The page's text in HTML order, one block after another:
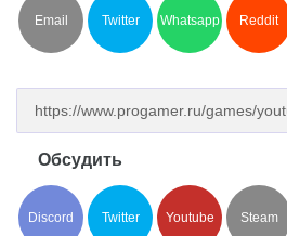
Email Twitter Whatsapp Reddit
Обсудить
Discord Twitter Youtube Steam